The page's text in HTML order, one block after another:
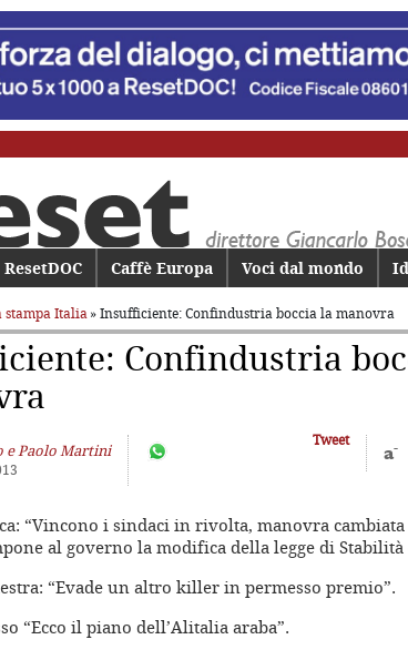
principale
secondario
ResetDOC Caffè Europa Voci dal mondo
stampa Italia» Insufficiente: Confindustria boccia la manovra
Confindustria
e Paolo Martini
Tweet
a-
“Vincono i sindaci in rivolta, manovra
al governo la modifica della legge di Stabilità
“Evade un altro killer in permesso premio”.
“Ecco il piano dell’Alitalia araba”.